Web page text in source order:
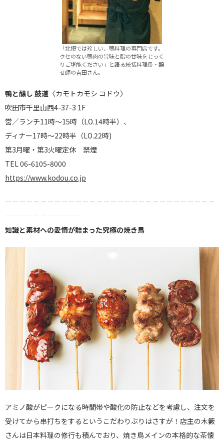
「北摂では珍しい、鴨料理の専門店です。
クセのない鴨肉の旨味と脂の甘味をじっく
りご堪能ください」と語る統括料理長・醸
せ師の吉田さん。
鴨と醸し 鼓道 〈カモトカモシ コドウ〉
吹田市千里山西4-37-3 1F
営／ランチ11時～15時（LO.14時半）、
ディナー17時～22時半（LO.22時)
第3月曜・第3火曜定休 禁煙
TEL 06-6105-8000
https://www.kodou.co.jp
－－－－－－－－－－－－－－－－－－－－－－－－－－－－－－
－－－－－－－－－－－
知識と素材への愛情が詰まった究極の焼き鳥
アミノ酸がピークになる時間帯や酸化の防止などを考慮し、注文を
受けてから串打ちをするというこだわりぶりはさすが！店主の木籔
さんは日本料理の修行も積んでおり、焼き鳥メインの本格的な茶懐